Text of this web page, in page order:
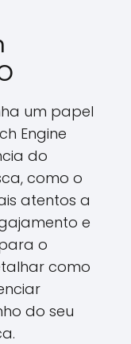
um papel
Engine
do
como o
atentos a
e
o
como
do seu